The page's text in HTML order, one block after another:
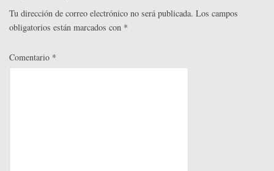
r
Tu dirección de correo electrónico no será publicada. Los campos
obligatorios están marcados con *
Comentario *